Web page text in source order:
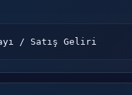
/ Satış Geliri